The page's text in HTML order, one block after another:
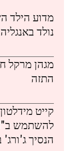
מדוע הילד
נולד באנגליה
התזה
קייט
להשתמש
הנסיך ג'ורג'